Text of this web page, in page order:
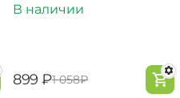
В наличии
‍899‍ ₽‍1 058‍₽